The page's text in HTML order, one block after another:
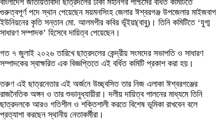
গুরুত্বপূর্ণ পদে স্থান পেয়েছেন ময়মনসিংহ জেলার ঈশ্বরগঞ্জ উপজেলার মাইজবাগ
ইউনিয়নের কৃতি সন্তান মো. আলমগীর কবির ভূঁইয়া(বাবু)। তিনি কমিটিতে ‘যুগ্ম
সাধারণ সম্পাদক’ হিসেবে দায়িত্ব পেয়েছেন।
গত ৭ জুলাই ২০২৬ তারিখে ছাত্রদলের কেন্দ্রীয় সংসদের সভাপতি ও সাধারণ
সম্পাদকের স্বাক্ষরিত এক বিজ্ঞপ্তিতে এই বর্ধিত কমিটি প্রকাশ করা হয়।
তরুণ এই ছাত্রনেতার এই অর্জনে উচ্ছ্বসিত তার নিজ এলাকা ঈশ্বরগঞ্জের
রাজনৈতিক অঙ্গন ও তার শুভানুধ্যায়ীরা। দলীয় দায়িত্ব পালনের মাধ্যমে তিনি
ছাত্রদলকে আরও গতিশীল ও শক্তিশালী করতে বিশেষ ভূমিকা রাখবেন বলে
প্রত্যাশা করছেন স্থানীয় নেতাকর্মীরা।